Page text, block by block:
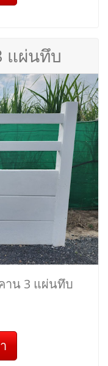
แผ่นทึบ
าน 3 แผ่นทึบ